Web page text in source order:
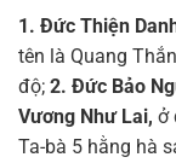
1. Đức Thiện
tên là Quang
độ; 2. Đức Bảo
Vương Như Lai, ở
Ta-bà 5 hằng hà